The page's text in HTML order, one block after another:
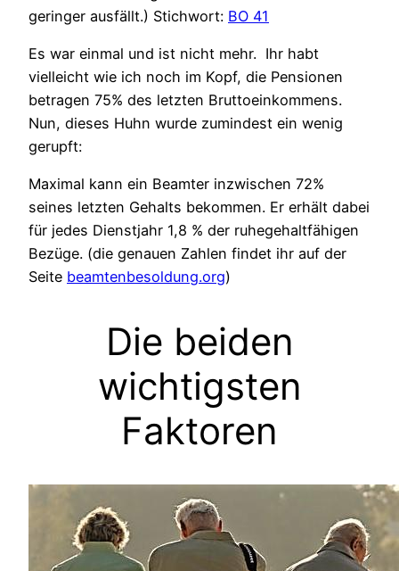
geringer ausfällt.) Stichwort: BO 41
Es war einmal und ist nicht mehr. Ihr habt
vielleicht wie ich noch im Kopf, die Pensionen
betragen 75% des letzten Bruttoeinkommens.
Nun, dieses Huhn wurde zumindest ein wenig
gerupft:
Maximal kann ein Beamter inzwischen 72%
seines letzten Gehalts bekommen. Er erhält dabei
für jedes Dienstjahr 1,8 % der ruhegehaltfähigen
Bezüge. (die genauen Zahlen findet ihr auf der
Seite beamtenbesoldung.org)
Die beiden
wichtigsten
Faktoren